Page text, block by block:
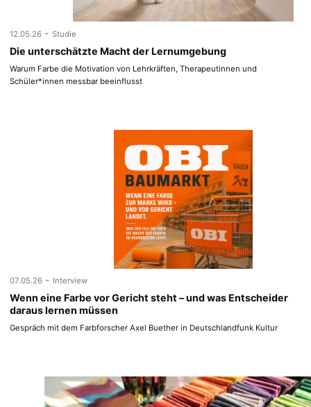
12.05.26 - Studie
Die unterschätzte Macht der Lernumgebung
Warum Farbe die Motivation von Lehrkräften, Therapeutinnen und
Schüler*innen messbar beeinflusst
07.05.26 - Interview
Wenn eine Farbe vor Gericht steht – und was Entscheider
daraus lernen müssen
Gespräch mit dem Farbforscher Axel Buether in Deutschlandfunk Kultur